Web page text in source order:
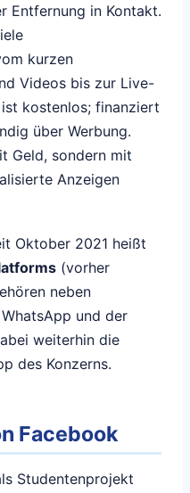
Entfernung in Kontakt.
kurzen
Videos bis zur Live-
kostenlos; finanziert
über Werbung.
Geld, sondern mit
Anzeigen
Oktober 2021 heißt
(vorher
neben
WhatsApp und der
weiterhin die
des Konzerns.
Facebook
Studentenprojekt